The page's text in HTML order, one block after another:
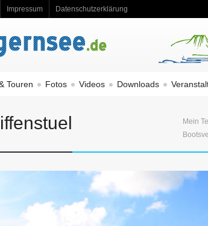
Impressum Datenschutzerklärung
Touren Fotos Videos Downloads
Mein